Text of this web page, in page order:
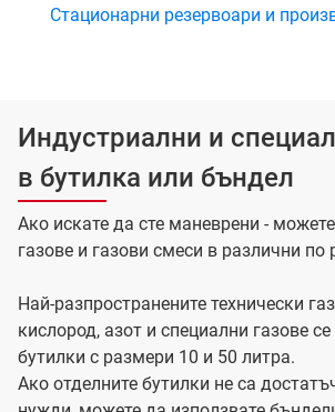
Стационарни резервоари и
Индустриални и
в бутилка или бъндел
Aко искате да сте маневрени -
газове и газови смеси в различни по
Най-разпространените технически
кислород, азот и специални газове
бутилки с размери 10 и 50 литра.
Ако отделните бутилки не са